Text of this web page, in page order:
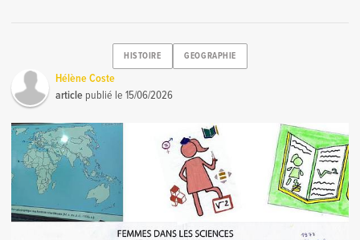
HISTOIRE GEOGRAPHIE
Hélène Coste
article publié le15/06/2026